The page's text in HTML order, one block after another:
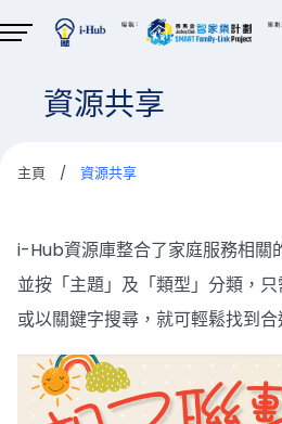
資源共享
主頁 / 資源共享
i-Hub資源庫整合了家庭服務相關
並按「主題」及「類型」分類，
或以關鍵字搜尋，就可輕鬆找到合